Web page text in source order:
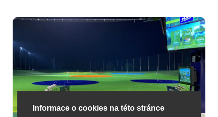
Informace o cookies na této stránce